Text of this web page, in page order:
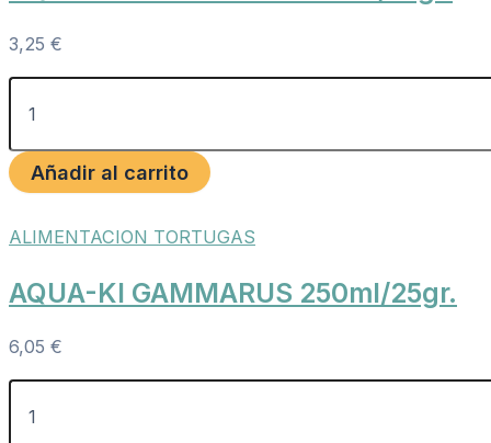
3,25 €
Añadir al carrito
ALIMENTACION TORTUGAS
AQUA-KI GAMMARUS 250ml/25gr.
6,05 €